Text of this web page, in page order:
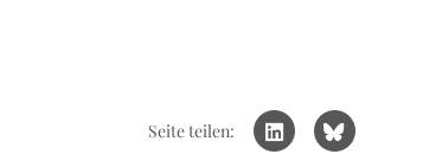
Seite teilen: